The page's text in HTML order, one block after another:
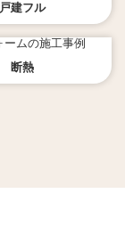
戸建フル
断熱